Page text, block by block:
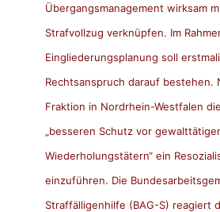
Übergangsmanagement wirksam
Strafvollzug verknüpfen. Im
Eingliederungsplanung soll
Rechtsanspruch darauf bestehen.
Fraktion in Nordrhein-Westfalen
„besseren Schutz vor
Wiederholungstätern“ ein
einzuführen. Die
Straffälligenhilfe (BAG-S) reagiert